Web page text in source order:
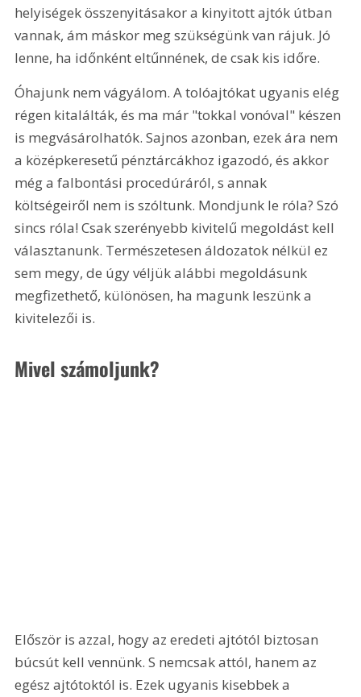
helyiségek összenyitásakor a kinyitott ajtók útban
vannak, ám máskor meg szükségünk van rájuk. Jó
lenne, ha időnként eltűnnének, de csak kis időre.
Óhajunk nem vágyálom. A tolóajtókat ugyanis elég
régen kitalálták, és ma már "tokkal vonóval" készen
is megvásárolhatók. Sajnos azonban, ezek ára nem
a középkeresetű pénztárcákhoz igazodó, és akkor
még a falbontási procedúráról, s annak
költségeiről nem is szóltunk. Mondjunk le róla? Szó
sincs róla! Csak szerényebb kivitelű megoldást kell
választanunk. Természetesen áldozatok nélkül ez
sem megy, de úgy véljük alábbi megoldásunk
megfizethető, különösen, ha magunk leszünk a
kivitelezői is.
Mivel számoljunk?
Először is azzal, hogy az eredeti ajtótól biztosan
búcsút kell vennünk. S nemcsak attól, hanem az
egész ajtótoktól is. Ezek ugyanis kisebbek a